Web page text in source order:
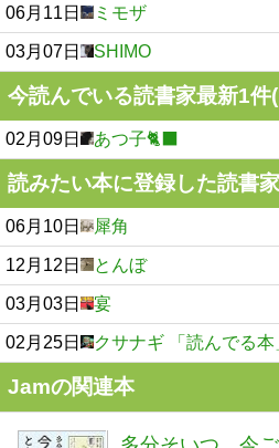
06月11日 ミモザ
03月07日 SHIMO
今読んでいる読書家最新1件
02月09日 あつ子🐈‍⬛
読みたい本に登録した読書
06月10日 犀角
12月12日 とんぼ
03月03日 宴
02月25日 クサナギ 「読んでる本
Jamの関連本